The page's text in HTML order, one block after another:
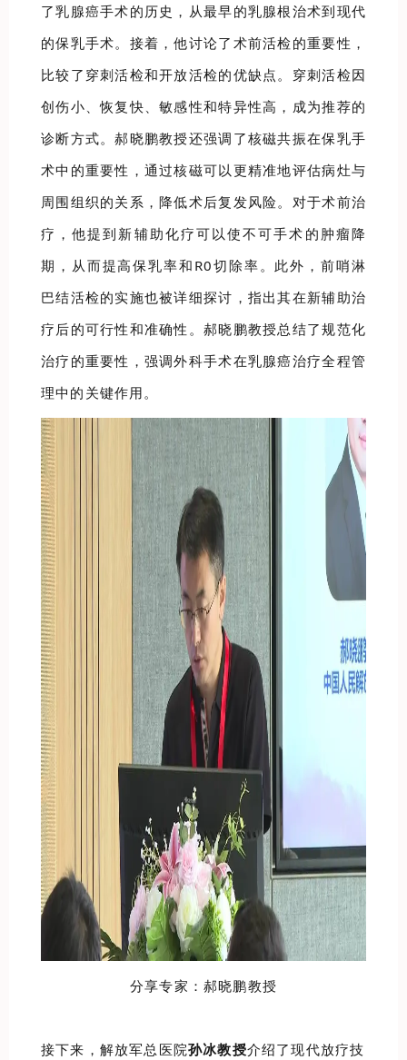
了乳腺癌手术的历史，从最早的乳腺根治术到现代
的保乳手术。接着，他讨论了术前活检的重要性，
比较了穿刺活检和开放活检的优缺点。穿刺活检因
创伤小、恢复快、敏感性和特异性高，成为推荐的
诊断方式。郝晓鹏教授还强调了核磁共振在保乳手
术中的重要性，通过核磁可以更精准地评估病灶与
周围组织的关系，降低术后复发风险。对于术前治
疗，他提到新辅助化疗可以使不可手术的肿瘤降
期，从而提高保乳率和R0切除率。此外，前哨淋
巴结活检的实施也被详细探讨，指出其在新辅助治
疗后的可行性和准确性。郝晓鹏教授总结了规范化
治疗的重要性，强调外科手术在乳腺癌治疗全程管
理中的关键作用。
分享专家：郝晓鹏教授
接下来，解放军总医院孙冰教授介绍了现代放疗技